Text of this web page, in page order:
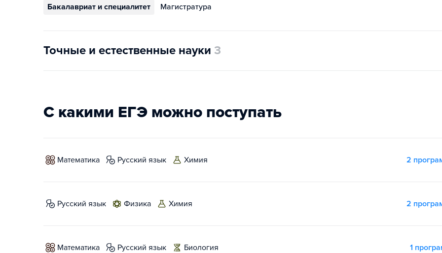
Бакалавриат и специалитет Магистратура
Точные и естественные науки 3
С какими ЕГЭ можно поступать
математика русский язык химия 2
русский язык физика химия 2
математика русский язык биология 1